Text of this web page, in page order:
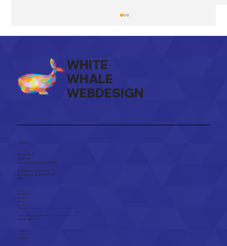
WHITE
WHALE
WEBDESIGN
CONTACT
Zandstraat 17
2250 Olen​
Tom@WhiteWhaleWebdesign.be
Ond.nummer: 0795 594 196
BTW nummer: BE 0795 594 196
MENU
Home
Webdesign
Diensten
Over
Contact
FAQ
Actief inOlen ,Herentals ,Kasterlee ,Geelen Turnhout
SOCIAL MEDIA
Instagram
Linkedin
Whatsapp